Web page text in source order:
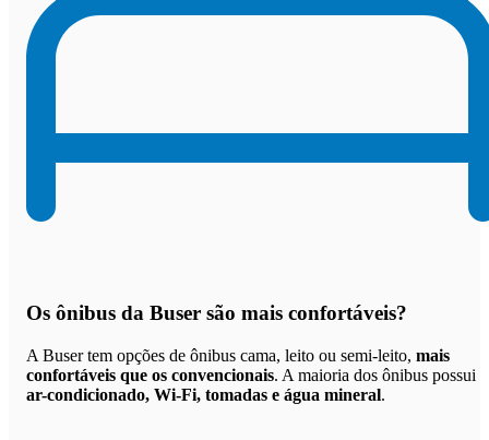
Os ônibus da Buser são mais confortáveis?
A Buser tem opções de ônibus cama, leito ou semi-leito, mais
confortáveis que os convencionais. A maioria dos ônibus possui
ar-condicionado, Wi-Fi, tomadas e água mineral.